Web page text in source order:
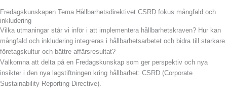
Fredagskunskapen Tema Hållbarhetsdirektivet CSRD fokus mångfald och
inkludering
Vilka utmaningar står vi inför i att implementera hållbarhetskraven? Hur kan
mångfald och inkludering integreras i hållbarhetsarbetet och bidra till starkare
företagskultur och bättre affärsresultat?
Välkomna att delta på en Fredagskunskap som ger perspektiv och nya
insikter i den nya lagstiftningen kring hållbarhet: CSRD (Corporate
Sustainability Reporting Directive).